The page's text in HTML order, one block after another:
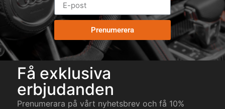
Prenumerera
Få exklusiva
erbjudanden
Prenumerara på vårt nyhetsbrev och få 10%